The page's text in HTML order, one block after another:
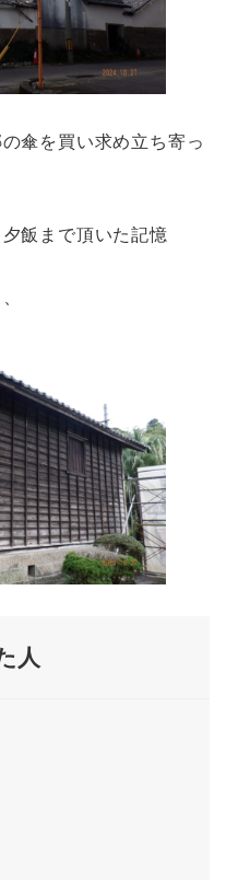
傘を買い求め立ち寄っ
飯まで頂いた記憶
、
人